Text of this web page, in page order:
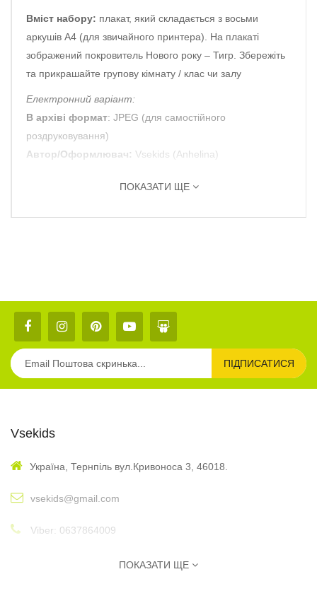
Вміст набору: плакат, який складається з восьми
аркушів А4 (для звичайного принтера). На плакаті
зображений покровитель Нового року – Тигр. Збережіть
та прикрашайте групову кімнату / клас чи залу
Електронний варіант:
В архіві формат: JPEG (для самостійного
роздруковування)
Автор/Оформлювач: Vsekids (Anhelina)
ПОКАЗАТИ ЩЕ
ПІДПИСАТИСЯ
Vsekids
Україна, Тернпіль вул.Кривоноса 3, 46018.
vsekids@gmail.com
Viber: 0637864009
: 10:00 - 17:00ПОКАЗАТИ ЩЕ